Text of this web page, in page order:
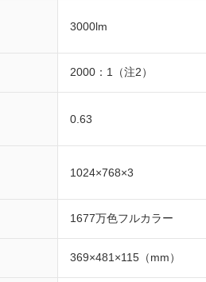
3000lm
2000：1（注2）
0.63
1024×768×3
1677万色フルカラー
369×481×115（mm）